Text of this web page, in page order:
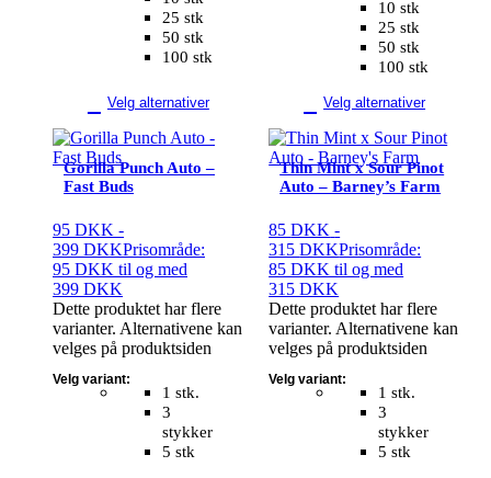
25 stk
50 stk
100 stk
Velg alternativer
10 stk
25 stk
50 stk
100 stk
Velg alternativer
Gorilla Punch Auto –
Fast Buds
95 DKK -
399 DKKPrisområde:
95 DKK til og med
399 DKK
1 stk.
3
stykker
5 stk
Velg variant:
Dette produktet har flere
varianter. Alternativene kan
velges på produktsiden
Thin Mint x Sour Pinot
Auto – Barney’s Farm
85DKK -
315DKKPrisområde:
85 DKK til og med
315 DKK
1 stk.
3
stykker
5 stk
Velg variant:
Dette produktet har flere
varianter. Alternativene kan
velges på produktsiden